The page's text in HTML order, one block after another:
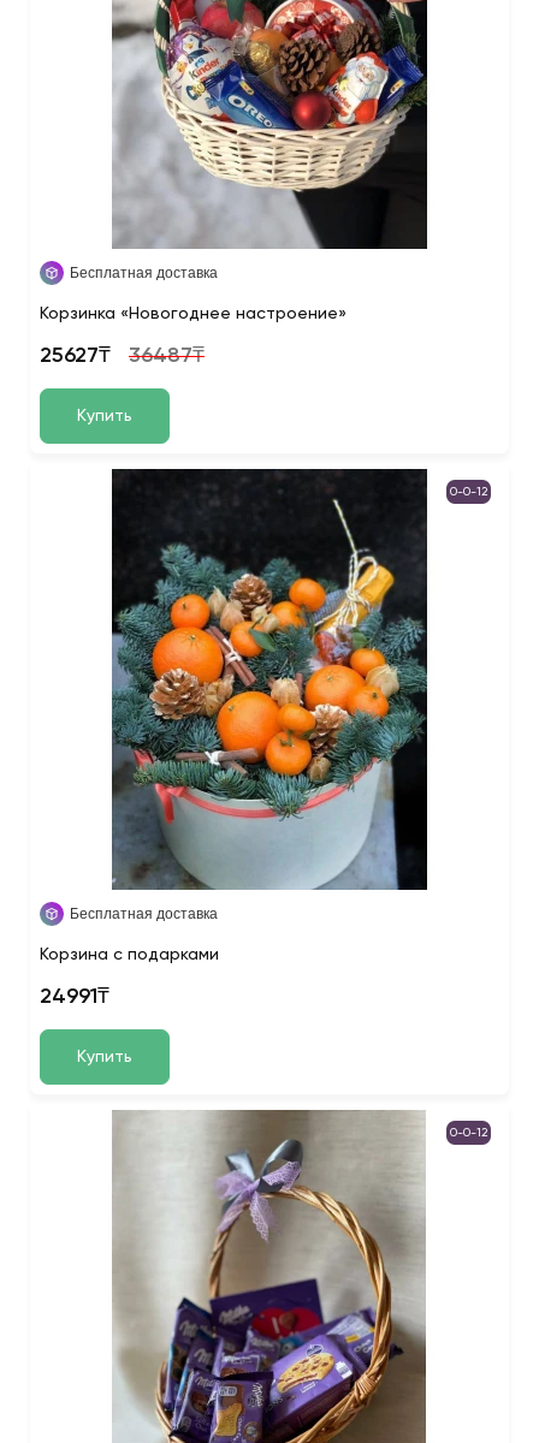
Бесплатная доставка
Корзинка «Новогоднее настроение»
25627₸ 36487₸
Купить
0-0-12
Бесплатная доставка
Корзина с подарками
24991₸
Купить
0-0-12